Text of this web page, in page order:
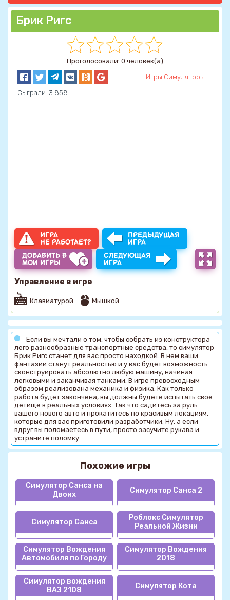
Брик Ригс
Проголосовали: 0 человек(а)
Игры Симуляторы
Сыграли: 3 858
ИГРА
НЕ РАБОТАЕТ?
ПРЕДЫДУЩАЯ
ИГРА
ДОБАВИТЬ В
МОИ ИГРЫ
СЛЕДУЮЩАЯ
ИГРА
Управление в игре
Клавиатурой Мышкой
Если вы мечтали о том, чтобы собрать из конструктора
лего разнообразные транспортные средства, то симулятор
Брик Ригс станет для вас просто находкой. В нем ваши
фантазии станут реальностью и у вас будет возможность
сконструировать абсолютно любую машину, начиная
легковыми и заканчивая танками. В игре превосходным
образом реализована механика и физика. Как только
работа будет закончена, вы должны будете испытать своё
детище в реальных условиях. Так что садитесь за руль
вашего нового авто и прокатитесь по красивым локациям,
которые для вас приготовили разработчики. Ну, а если
вдруг вы поломаетесь в пути, просто засучите рукава и
устраните поломку.
Похожие игры
Симулятор Санса на
Двоих
Симулятор Санса 2
Симулятор Санса
Роблокс Симулятор
Реальной Жизни
Симулятор Вождения
Автомобиля по Городу
Симулятор Вождения
2018
Симулятор вождения
ВАЗ 2108
Симулятор Кота